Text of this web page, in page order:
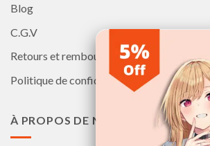
Blog
C.G.V
Retours et remboursements
Politique de confidentialité
À PROPOS DE NOUS